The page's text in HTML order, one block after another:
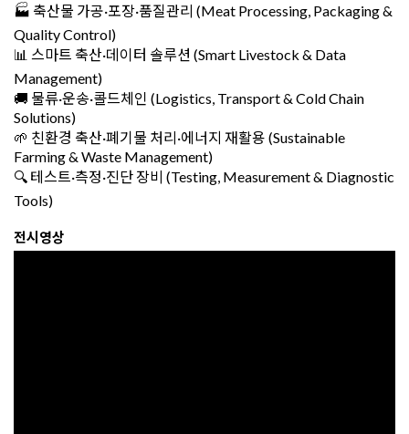
🏭 축산물 가공·포장·품질관리 (Meat Processing, Packaging &
Quality Control)
📊 스마트 축산·데이터 솔루션 (Smart Livestock & Data
Management)
🚚 물류·운송·콜드체인 (Logistics, Transport & Cold Chain
Solutions)
🌱 친환경 축산·폐기물 처리·에너지 재활용 (Sustainable
Farming & Waste Management)
🔍 테스트·측정·진단 장비 (Testing, Measurement & Diagnostic
Tools)
전시영상